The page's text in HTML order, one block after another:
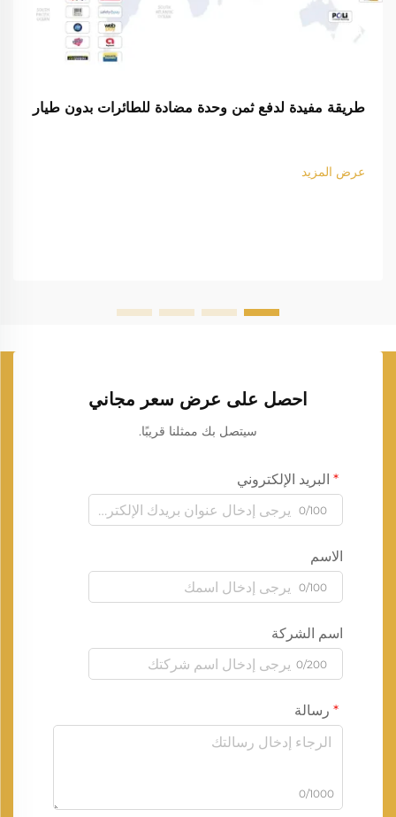
طريقة مفيدة لدفع ثمن وحدة مضادة للطائرات بدون طيار
عرض المزيد
احصل على عرض سعر مجاني
سيتصل بك ممثلنا قريبًا.
البريد الإلكتروني
0/100
الاسم
0/100
اسم الشركة
0/200
رسالة
0/1000